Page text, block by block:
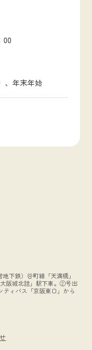
00
、年末年始
下鉄）谷町線「天満橋」
阪城北詰」駅下車。②号出
ティバス「京阪東口」から